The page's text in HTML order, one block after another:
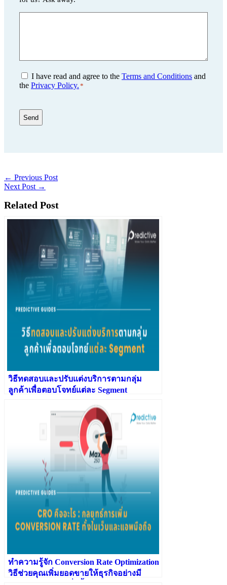
Consent
*
I have read and agree to the Terms and Conditions and
the Privacy Policy. *
← Previous Post
Next Post →
Related Post
วิธีทดสอบและปรับแต่งบริการตามกลุ่ม
ลูกค้าเพื่อตอบโจทย์แต่ละ Segment
ทำความรู้จัก Conversion Rate Optimization
วิธีช่วยคุณเพิ่มยอดขายให้ธุรกิจอย่างมี